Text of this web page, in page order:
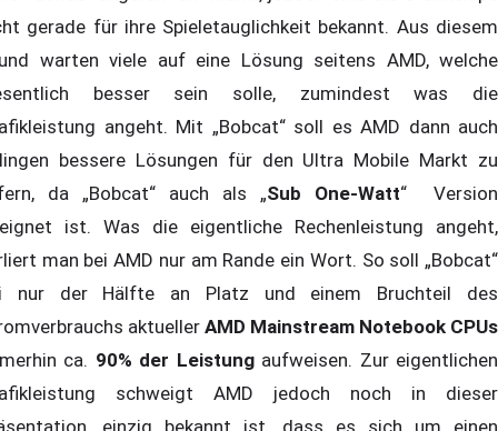
gerade für ihre Spieletauglichkeit bekannt. Aus diesem
warten viele auf eine Lösung seitens AMD, welche
besser sein solle, zumindest was die
angeht. Mit „Bobcat“ soll es AMD dann auch
bessere Lösungen für den Ultra Mobile Markt zu
da „Bobcat“ auch als „Sub One-Watt“ Version
ist. Was die eigentliche Rechenleistung angeht,
man bei AMD nur am Rande ein Wort. So soll „Bobcat“
nur der Hälfte an Platz und einem Bruchteil des
aktueller AMD Mainstream Notebook CPUs
ca. 90% der Leistungaufweisen. Zur eigentlichen
schweigt AMD jedoch noch in dieser
einzig bekannt ist, dass es sich um einen